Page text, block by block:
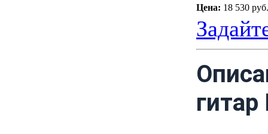
Цена: 18 530 руб.
гитар